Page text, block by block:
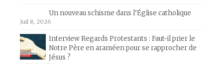
Un nouveau schisme dans l’Église catholique
Juil 8, 2026
Interview Regards Protestants : Faut-il prier le
Notre Père en araméen pour se rapprocher de
Jésus ?